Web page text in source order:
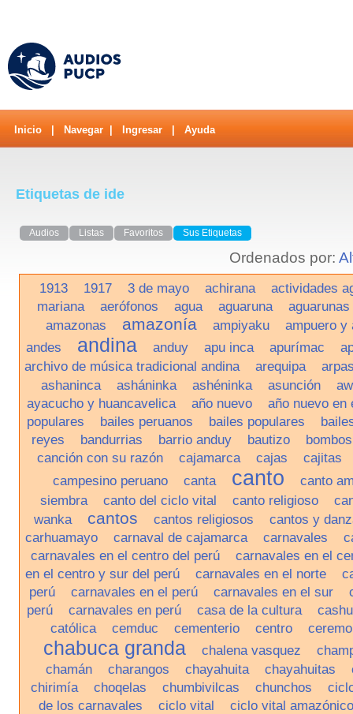
Inicio Navegar Ingresar Ayuda
Etiquetas de ide
Audios Listas Favoritos Sus Etiquetas
Ordenados por:
1913 1917 3 de mayo achirana
actividades
mariana
aerófonos agua aguaruna
aguarunas
amazonas
amazonía ampiyaku
ampuero y
andes
andina anduy apu inca apurímac
archivo de música tradicional andina
arequipa
ashaninca
asháninka ashéninka asunción
ayacucho y huancavelica
año nuevo
año nuevo en
populares
bailes peruanos bailes populares
reyes
bandurrias barrio anduy bautizo
bombos
canción con su razón
cajamarca cajas
cajitas
campesino peruano
canta canto
canto
siembra
canto del ciclo vital canto religioso
wanka
cantos cantos religiosos
cantos y
carhuamayo
carnaval de cajamarca carnavales
carnavales en el centro del perú
carnavales en el
en el centro y sur del perú
carnavales en el norte
perú
carnavales en el perú carnavales en el sur
perú
carnavales en perú casa de la cultura
católica
cemduc cementerio centro
chabuca granda chalena vasquez
chamán
charangos chayahuita chayahuitas
chirimía
choqelas chumbivilcas chunchos
de los carnavales
ciclo vital
ciclo vital amazónico